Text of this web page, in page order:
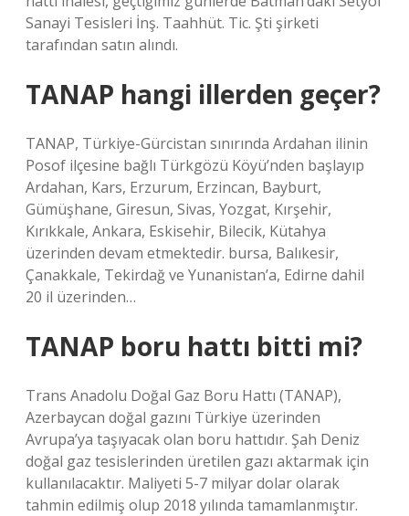
Sanayi Tesisleri İnş. Taahhüt. Tic. Şti şirketi
tarafından satın alındı.
TANAP hangi illerden geçer?
TANAP, Türkiye-Gürcistan sınırında Ardahan ilinin
Posof ilçesine bağlı Türkgözü Köyü’nden başlayıp
Ardahan, Kars, Erzurum, Erzincan, Bayburt,
Gümüşhane, Giresun, Sivas, Yozgat, Kırşehir,
Kırıkkale, Ankara, Eskisehir, Bilecik, Kütahya
üzerinden devam etmektedir. bursa, Balıkesir,
Çanakkale, Tekirdağ ve Yunanistan’a, Edirne dahil
20 il üzerinden…
TANAP boru hattı bitti mi?
Trans Anadolu Doğal Gaz Boru Hattı (TANAP),
Azerbaycan doğal gazını Türkiye üzerinden
Avrupa’ya taşıyacak olan boru hattıdır. Şah Deniz
doğal gaz tesislerinden üretilen gazı aktarmak için
kullanılacaktır. Maliyeti 5-7 milyar dolar olarak
tahmin edilmiş olup 2018 yılında tamamlanmıştır.